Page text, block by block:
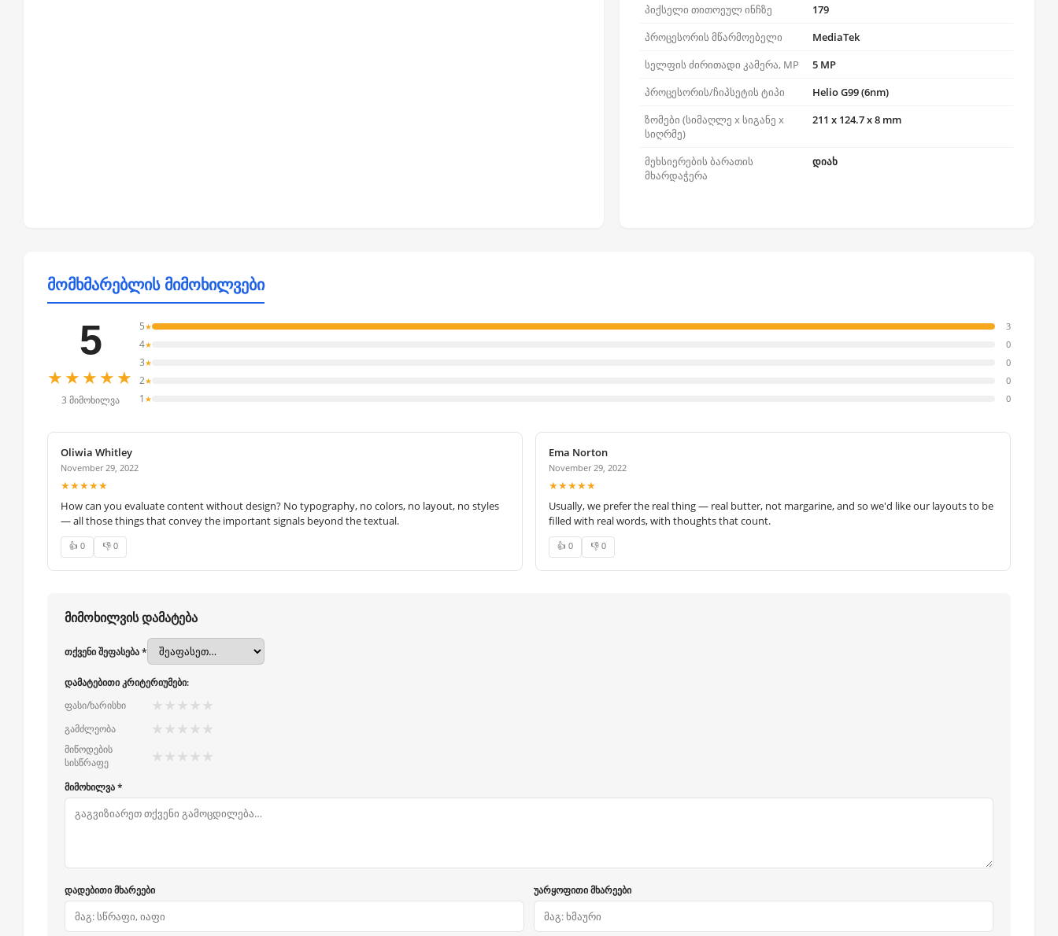
პიქსელი თითოეულ ინჩზე
179
პროცესორის მწარმოებელი
MediaTek
სელფის ძირითადი კამერა, MP
5 MP
პროცესორის/ჩიპსეტის ტიპი
Helio G99 (6nm)
ზომები (სიმაღლე x სიგანე x
სიღრმე)
211 x 124.7 x 8 mm
მეხსიერების ბარათის
მხარდაჭერა
დიახ
მომხმარებლის მიმოხილვები
5
★★★★★
3 მიმოხილვა
5★ 3
4★ 0
3★ 0
2★ 0
1 ★ 0
Oliwia Whitley
November 29, 2022
★★★★★
How can you evaluate content without design? No typography, no colors, no layout, no styles
— all those things that convey the important signals beyond the textual.
👍 0 👎 0
Ema Norton
November 29, 2022
★★★★★
Usually, we prefer the real thing — real butter, not margarine, and so we'd like our layouts to be
filled with real words, with thoughts that count.
👍 0 👎 0
მიმოხილვის დამატება
თქვენი შეფასება *
დამატებითი კრიტერიუმები:
ფასი/ხარისხი
★ ★ ★ ★ ★
გამძლეობა ★ ★ ★ ★ ★
მიწოდების
სისწრაფე
★ ★ ★ ★ ★
მიმოხილვა *
დადებითი მხარეები უარყოფითი მხარეები